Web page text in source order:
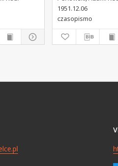
R.3, nr 315
1951.12.06
czasopismo